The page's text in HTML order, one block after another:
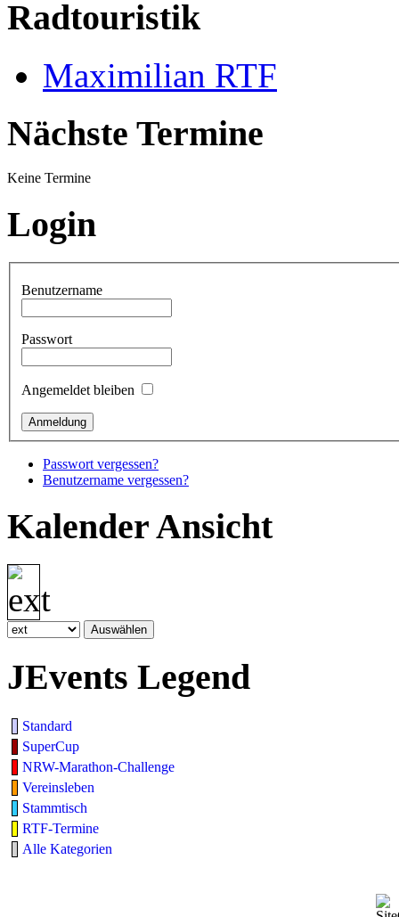
Radtouristik
Maximilian RTF
Nächste Termine
Keine Termine
Login
Benutzername
Passwort
Angemeldet bleiben
Passwort vergessen?
Benutzername vergessen?
Kalender Ansicht
JEvents Legend
Standard
SuperCup
NRW-Marathon-Challenge
Vereinsleben
Stammtisch
RTF-Termine
Alle Kategorien